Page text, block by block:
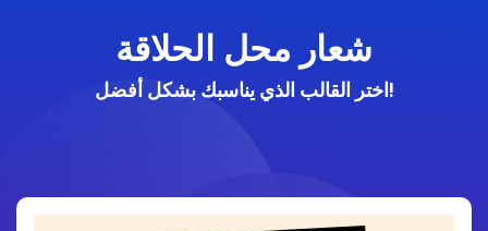
شعار محل الحلاقة
اختر القالب الذي يناسبك بشكل أفضل!